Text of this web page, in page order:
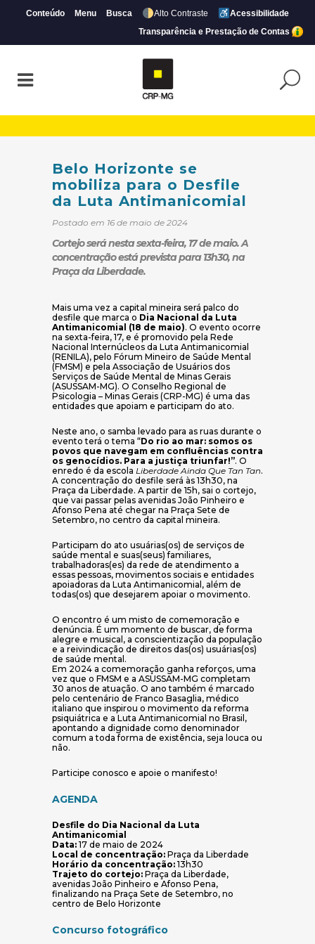
Conteúdo Menu Busca Alto Contraste
Acessibilidade
Transparência e Prestação de Contas
Belo Horizonte se
mobiliza para o Desfile
da Luta Antimanicomial
Postado em 16 de maio de 2024
Cortejo será nesta sexta-feira, 17 de maio. A
concentração está prevista para 13h30, na
Praça da Liberdade.
Mais uma vez a capital mineira será palco do
desfile que marca o Dia Nacional da Luta
Antimanicomial (18 de maio). O evento ocorre
na sexta-feira, 17, e é promovido pela Rede
Nacional Internúcleos da Luta Antimanicomial
(RENILA), pelo Fórum Mineiro de Saúde Mental
(FMSM) e pela Associação de Usuários dos
Serviços de Saúde Mental de Minas Gerais
(ASUSSAM-MG). O Conselho Regional de
Psicologia – Minas Gerais (CRP-MG) é uma das
entidades que apoiam e participam do ato.
Neste ano, o samba levado para as ruas durante o
evento terá o tema “Do rio ao mar: somos os
povos que navegam em confluências contra
os genocídios. Para a justiça triunfar!”. O
enredo é da escola Liberdade Ainda Que Tan Tan.
A concentração do desfile será às 13h30, na
Praça da Liberdade. A partir de 15h, sai o cortejo,
que vai passar pelas avenidas João Pinheiro e
Afonso Pena até chegar na Praça Sete de
Setembro, no centro da capital mineira.
Participam do ato usuárias(os) de serviços de
saúde mental e suas(seus) familiares,
trabalhadoras(es) da rede de atendimento a
essas pessoas, movimentos sociais e entidades
apoiadoras da Luta Antimanicomial, além de
todas(os) que desejarem apoiar o movimento.
O encontro é um misto de comemoração e
denúncia. É um momento de buscar, de forma
alegre e musical, a conscientização da população
e a reivindicação de direitos das(os) usuárias(os)
de saúde mental.
Em 2024 a comemoração ganha reforços, uma
vez que o FMSM e a ASUSSAM-MG completam
30 anos de atuação. O ano também é marcado
pelo centenário de Franco Basaglia, médico
italiano que inspirou o movimento da reforma
psiquiátrica e a Luta Antimanicomial no Brasil,
apontando a dignidade como denominador
comum a toda forma de existência, seja louca ou
não.
Participe conosco e apoie o manifesto!
AGENDA
Desfile do Dia Nacional da Luta
Antimanicomial
Data: 17 de maio de 2024
Local de concentração: Praça da Liberdade
Horário da concentração: 13h30
Trajeto do cortejo: Praça da Liberdade,
avenidas João Pinheiro e Afonso Pena,
finalizando na Praça Sete de Setembro, no
centro de Belo Horizonte
Concurso fotográfico